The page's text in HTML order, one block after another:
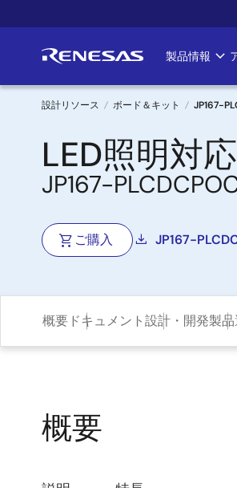
イ
ン
Main
製品情報
パ
ン
く
ず
設計リソース ボード＆キット JP167-
LED照明対
JP167-
ご購入 JP167-
概要 ドキュメント設計・開発製
概要